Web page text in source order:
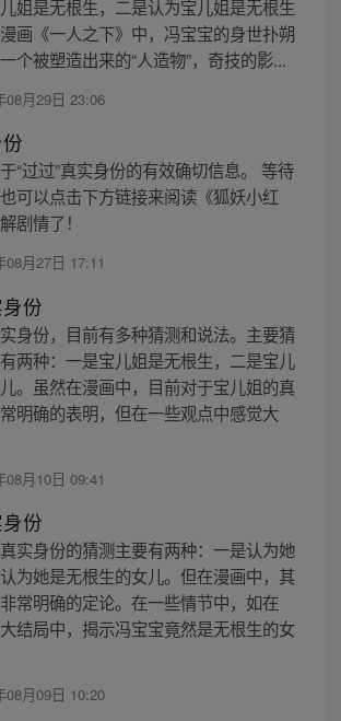
姐是无根生，二是认为宝儿姐是无根生
画《一人之下》中，冯宝宝的身世扑朔
个被塑造出来的“人造物”，奇技的影...
08月29日 23:06
“过过”真实身份的有效确切信息。 等待
可以点击下方链接来阅读《狐妖小红
剧情了！
08月27日 17:11
份
身份，目前有多种猜测和说法。主要猜
两种：一是宝儿姐是无根生，二是宝儿
。虽然在漫画中，目前对于宝儿姐的真
明确的表明，但在一些观点中感觉大
08月10日 09:41
份
实身份的猜测主要有两种：一是认为她
为她是无根生的女儿。但在漫画中，其
常明确的定论。在一些情节中，如在
结局中，揭示冯宝宝竟然是无根生的女
08月09日 10:20